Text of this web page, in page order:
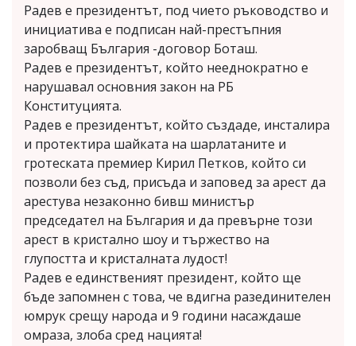
Радев е президентът, под чието ръководство и
инициатива е подписан най-престъпния
заробващ България -договор Боташ.
Радев е президентът, който нееднократно е
нарушавал основния закон на РБ
Конституцията.
Радев е президентът, който създаде, инсталира
и протектира шайката на шарлатаните и
гротеската премиер Кирил Петков, който си
позволи без съд, присъда и заповед за арест да
арестува незаконно бивш министър
председател на България и да превърне този
арест в кристално шоу и тържество на
глупостта и кристалната лудост!
Радев е единственият президент, който ще
бъде запомнен с това, че вдигна разединителен
юмрук срещу народа и 9 години насаждаше
омраза, злоба сред нацията!